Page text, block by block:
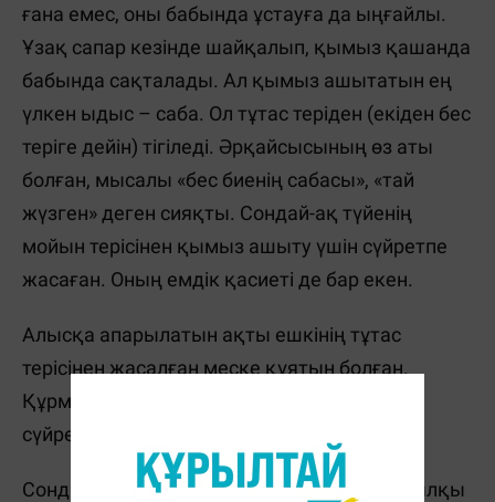
ғана емес, оны бабында ұстауға да ыңғайлы.
Ұзақ сапар кезінде шайқалып, қымыз қашанда
бабында сақталады. Ал қымыз ашытатын ең
үлкен ыдыс – саба. Ол тұтас теріден (екіден бес
теріге дейін) тігіледі. Әрқайсысының өз аты
болған, мысалы «бес биенің сабасы», «тай
жүзген» деген сияқты. Сондай-ақ түйенің
мойын терісінен қымыз ашыту үшін сүйретпе
жасаған. Оның емдік қасиеті де бар екен.
Алысқа апарылатын ақты ешкінің тұтас
терісінен жасалған меске құятын болған.
Құрметті қонаққа қымызды мес немесе
сүйретпеден құю ұят саналған.
Сондықтан, тек сабадан құйып берген. Жылқы